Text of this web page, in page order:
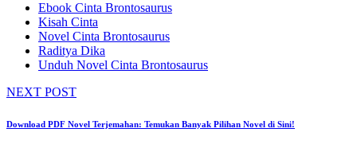
Ebook Cinta Brontosaurus
Kisah Cinta
Novel Cinta Brontosaurus
Raditya Dika
Unduh Novel Cinta Brontosaurus
NEXT POST
Download PDF Novel Terjemahan: Temukan Banyak Pilihan Novel di Sini!